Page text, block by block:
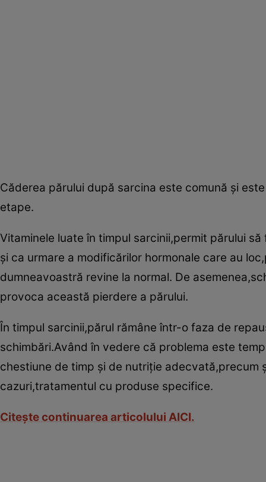
Căderea părului după sarcina este comună şi
etape.
Vitaminele luate în timpul sarcinii,permit părului
şi ca urmare a modificărilor hormonale care au
dumneavoastră revine la normal. De
provoca această pierdere a părului.
În timpul sarcinii,părul rămâne într-o faza de
schimbări.Având în vedere că problema este
chestiune de timp şi de nutriţie adecvată,precum
cazuri,tratamentul cu produse specifice.
Citeşte continuarea articolului AICI.